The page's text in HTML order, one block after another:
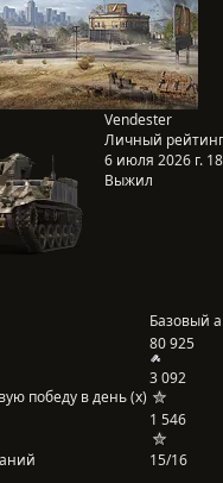
Vendester
Личный
6 июля 2026 г.
Выжил
Базовый
80 925
победу в день (x)
3 092
1 546
15/16